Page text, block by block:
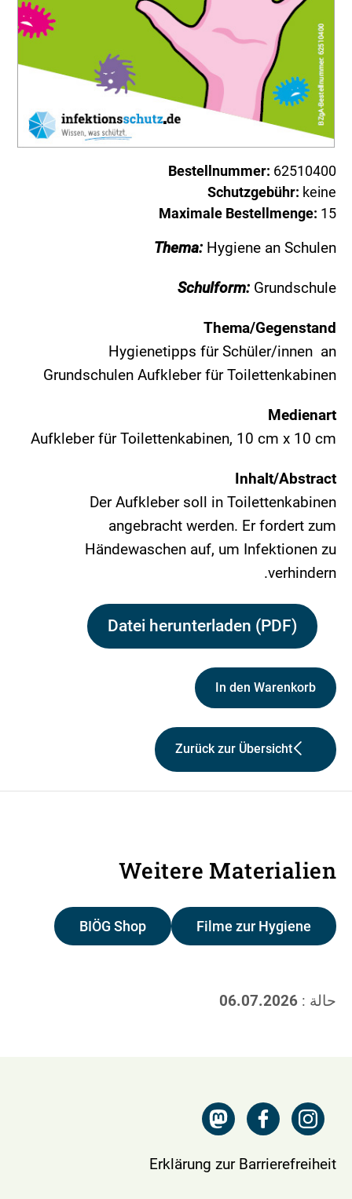
Bestellnummer: 62510400
Schutzgebühr: keine
Maximale Bestellmenge: 15
Thema: Hygiene an Schulen
Schulform: Grundschule
Thema/Gegenstand
Hygienetipps für Schüler/innen an
Grundschulen Aufkleber für Toilettenkabinen
Medienart
Aufkleber für Toilettenkabinen, 10 cm x 10 cm
Inhalt/Abstract
Der Aufkleber soll in Toilettenkabinen
angebracht werden. Er fordert zum
Händewaschen auf, um Infektionen zu
verhindern.
Datei herunterladen (PDF)
In den Warenkorb
Zurück zur Übersicht
Weitere Materialien
Filme zur Hygiene
BIÖG Shop
حالة : 06.07.2026
Erklärung zur Barrierefreiheit